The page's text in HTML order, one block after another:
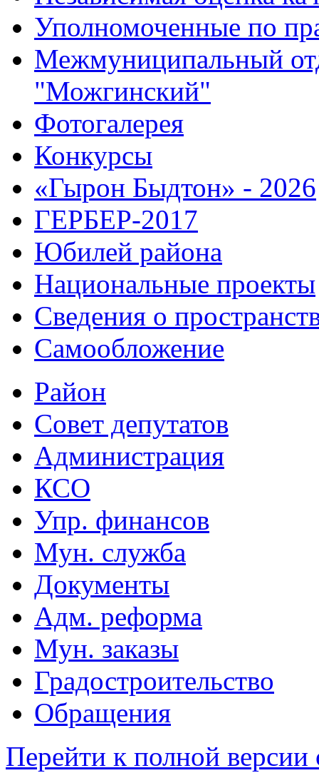
Уполномоченные по
Межмуниципальный
"Можгинский"
Фотогалерея
Конкурсы
«Гырон Быдтон» - 2026
ГЕРБЕР-2017
Юбилей района
Национальные проекты
Сведения о
Самообложение
Район
Совет депутатов
Администрация
КСО
Упр. финансов
Мун. служба
Документы
Адм. реформа
Мун. заказы
Градостроительство
Обращения
Перейти к полной версии